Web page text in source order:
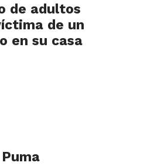
de adultos
de un
en su casa